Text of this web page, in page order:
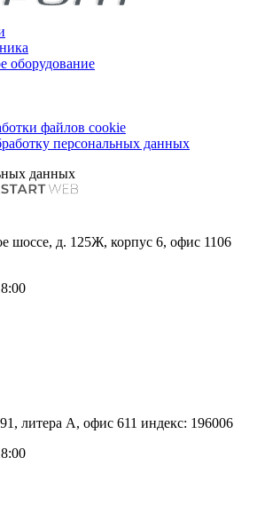
оборудование
файлов cookie
персональных данных
данных
шоссе, д. 125Ж, корпус 6, офис 1106
литера А, офис 611 индекс: 196006